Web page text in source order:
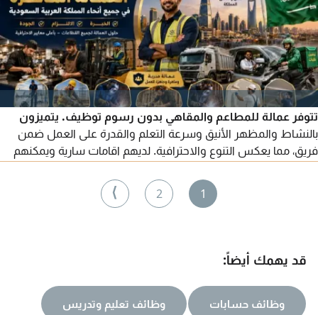
تتوفر عمالة للمطاعم والمقاهي بدون رسوم توظيف. يتميزون
بالنشاط والمظهر الأنيق وسرعة التعلم والقدرة على العمل ضمن
فريق، مما يعكس التنوع والاحترافية. لديهم اقامات سارية ويمكنهم
1
2
⟩
قد يهمك أيضاً:
وظائف حسابات وظائف تعليم وتدريس